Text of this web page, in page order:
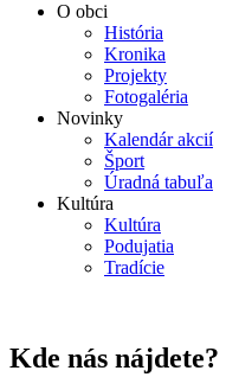
O obci
História
Kronika
Projekty
Fotogaléria
Novinky
Kalendár akcií
Šport
Úradná tabuľa
Kultúra
Kultúra
Podujatia
Tradície
Kde nás nájdete?